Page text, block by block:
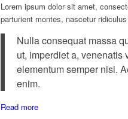
Lorem ipsum dolor sit amet,
parturient montes, nascetur
Nulla consequat massa
ut, imperdiet a,
elementum semper nisi.
enim.
Read more